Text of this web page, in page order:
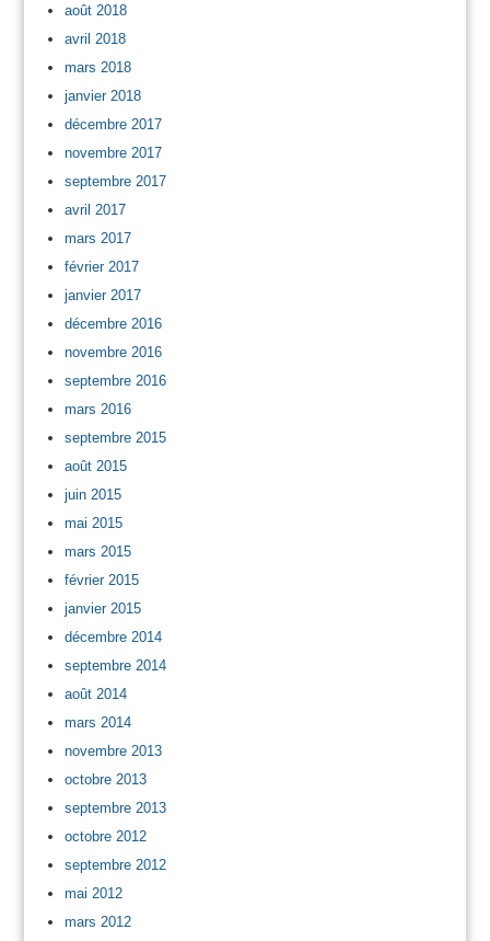
août 2018
avril 2018
mars 2018
janvier 2018
décembre 2017
novembre 2017
septembre 2017
avril 2017
mars 2017
février 2017
janvier 2017
décembre 2016
novembre 2016
septembre 2016
mars 2016
septembre 2015
août 2015
juin 2015
mai 2015
mars 2015
février 2015
janvier 2015
décembre 2014
septembre 2014
août 2014
mars 2014
novembre 2013
octobre 2013
septembre 2013
octobre 2012
septembre 2012
mai 2012
mars 2012